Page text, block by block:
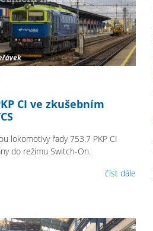
CI ve zkušebním
lokomotivy řady 753.7 PKP CI
do režimu Switch-On.
číst dále